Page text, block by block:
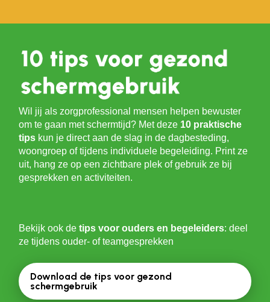
Wil jij als zorgprofessional mensen helpen bewuster
om te gaan met schermtijd? Met deze 10 praktische
tips kun je direct aan de slag in de dagbesteding,
woongroep of tijdens individuele begeleiding. Print ze
uit, hang ze op een zichtbare plek of gebruik ze bij
gesprekken en activiteiten.
Bekijk ook detips voor ouders en begeleiders: deel
ze tijdens ouder- of teamgesprekken
Download de tips voor gezond
schermgebruik